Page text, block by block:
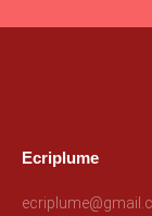
Ecriplume